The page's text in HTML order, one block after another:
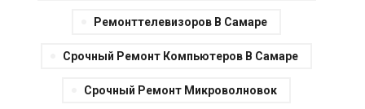
Ремонттелевизоров В Самаре
Срочный Ремонт Компьютеров В Самаре
Срочный Ремонт Микроволновок